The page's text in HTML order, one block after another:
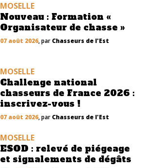
MOSELLE
Nouveau : Formation «
Organisateur de chasse »
07 août 2026, par Chasseurs de l'Est
MOSELLE
Challenge national
chasseurs de France 2026 :
inscrivez-vous !
07 août 2026, par Chasseurs de l'Est
MOSELLE
ESOD : relevé de piégeage
et signalements de dégâts